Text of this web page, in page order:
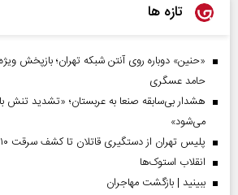
تازه ها
«حنین» دوباره روی آنتن شبکه تهران؛ بازپخش
حامد عسگری
هشدار بی‌سابقه صنعا به عربستان؛ «تشدید تنش
می‌شود»
پلیس تهران از دستگیری قاتلان تا کشف سرقت ۱۰ میلیاردی خبر داد
انقلاب استوک‌ها
ببینید | بازگشت مهاجران